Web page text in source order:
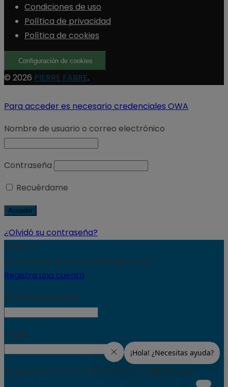
Condiciones de uso
Política de privacidad
Política de cookies
Configuración de cookies
© 2026 PIERRE FABRE.
Para acceder es necesario credenciales OWA
Nombre de usuario o correo electrónico
Contraseña
Recuérdame
¿Olvidó su contraseña?
Registro
¿No tienes una cuenta? ¡Registra una!
Registra una cuenta
Nombre de usuario
Email
Registration confirmation will be emailed to you.